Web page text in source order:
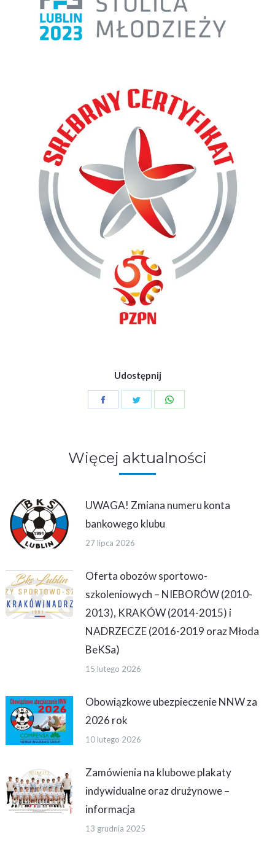
Udostępnij
Więcej aktualności
UWAGA! Zmiana numeru konta
bankowego klubu
27 lipca 2026
Oferta obozów sportowo-
szkoleniowych – NIEBORÓW (2010-
2013), KRAKÓW (2014-2015) i
NADRZECZE (2016-2019 oraz Młoda
BeKSa)
15 lutego 2026
Obowiązkowe ubezpieczenie NNW za
2026 rok
10 lutego 2026
Zamówienia na klubowe plakaty
indywidualne oraz drużynowe –
informacja
13 grudnia 2025